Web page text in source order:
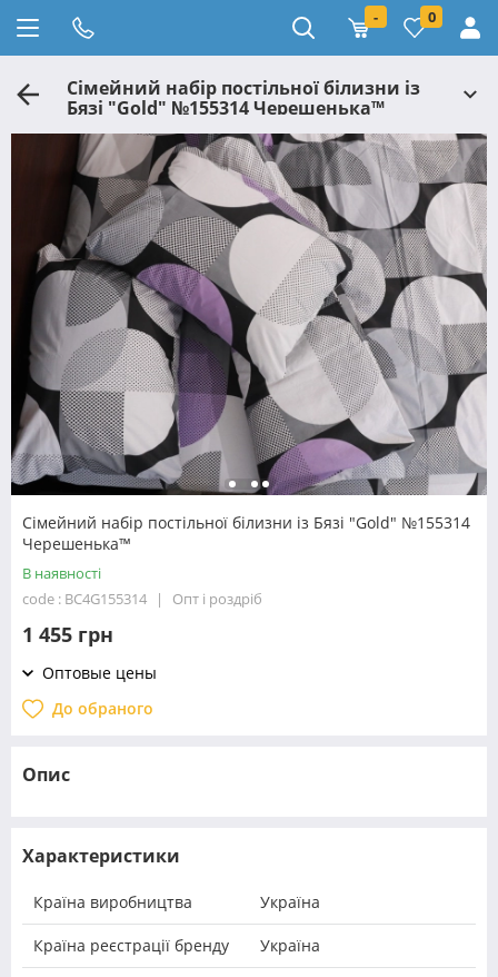
- 0
Сімейний набір постільної білизни із
Бязі "Gold" №155314 Черешенька™
Сімейний набір постільної білизни із Бязі "Gold" №155314
Черешенька™
В наявності
code : BC4G155314
Опт і роздріб
1 455 грн
Оптовые цены
До обраного
Опис
Характеристики
Країна виробництва Україна
Країна реєстрації бренду Україна